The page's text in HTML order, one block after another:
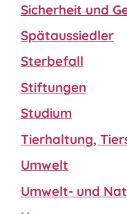
Sicherheit und
Spätaussiedler
Sterbefall
Stiftungen
Studium
Tierhaltung,
Umwelt
Umwelt- und